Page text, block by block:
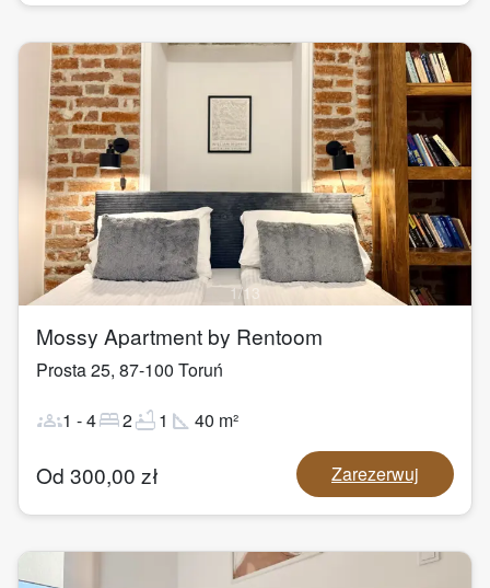
1 /13
Mossy Apartment by Rentoom
Prosta 25, 87-100 Toruń
groups1 -4bed2bathtub1 square_foot 40 m²
Od 300,00 zł Zarezerwuj